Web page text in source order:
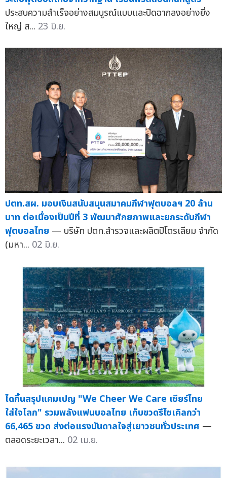
ประสบความสำเร็จอย่างสมบูรณ์แบบและปิดฉากลงอย่างยิ่ง
ใหญ่ ส... 23 มิ.ย.
ปตท.สผ. มอบเงินสนับสนุนสมาคมกีฬาฟุตบอลฯ 20 ล้าน
บาท ต่อเนื่องเป็นปีที่ 3 พัฒนาศักยภาพและยกระดับกีฬา
ฟุตบอลไทย — บริษัท ปตท.สำรวจและผลิตปิโตรเลียม จำกัด
(มหา... 02 มิ.ย.
ไดกิ้นสรุปแคมเปญ "We Cheer We Care เชียร์ไทย
ใส่ใจโลก" รวมพลังแฟนบอลไทย เก็บขวดรีไซเคิลกว่า
66,465 ขวด ส่งต่อแรงบันดาลใจสู่เยาวชนทั่วประเทศ —
ตลอดระยะเวลา... 02 เม.ย.